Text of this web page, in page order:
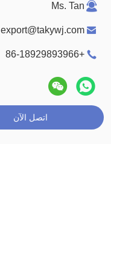
Ms. Tan
export@takywj.com
+86-18929893966
اتصل الآن